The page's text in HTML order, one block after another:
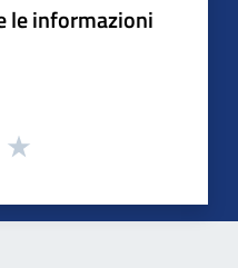
le informazioni